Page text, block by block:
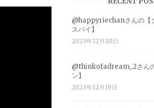
@happyriechanさんの【
スパイ】
2023年12月20日
@thinkofadream_2さん
ン】
2023年12月19日